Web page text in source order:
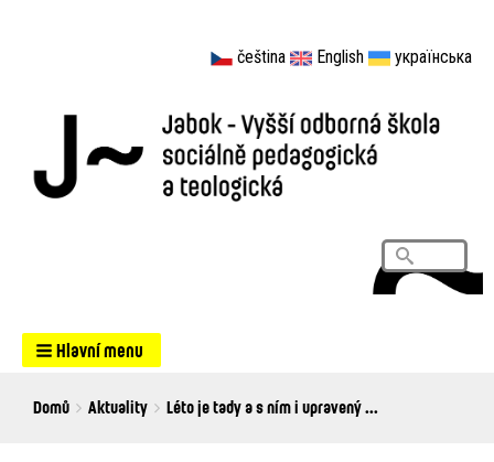
čeština English українська
Search
Hlavní menu
Breadcrumbs
You
Domů Aktuality Léto je tady a s ním i upravený ...